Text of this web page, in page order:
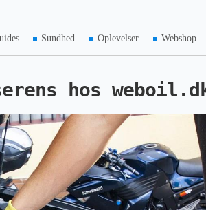
Sundhed Oplevelser Webshop
hos